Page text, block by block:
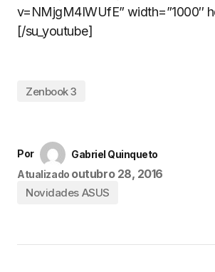
v=NMjgM4IWUfE” width=”1000″
[/su_youtube]
Zenbook 3
Por
Gabriel Quinqueto
Atualizado outubro 28, 2016
Novidades ASUS